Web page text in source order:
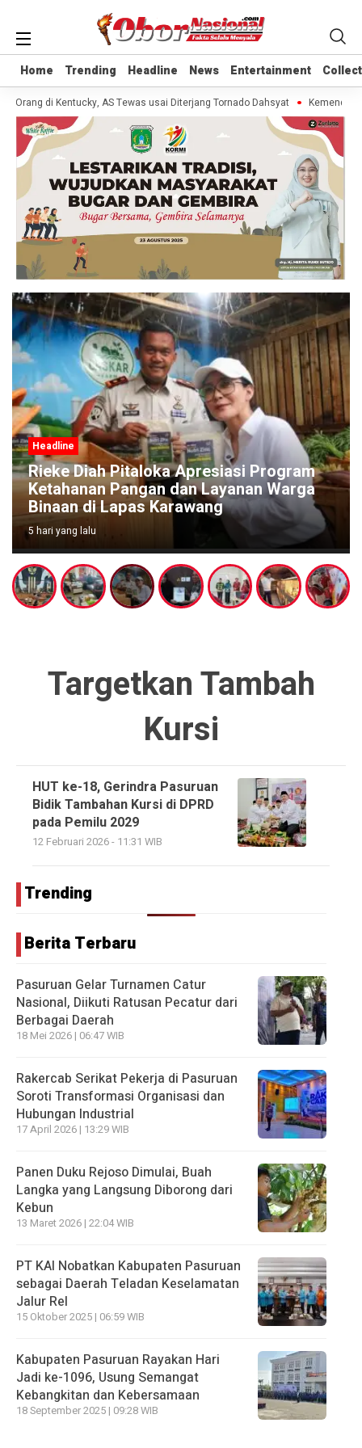
Home Trending Headline News Entertainment
Home Trending Headline News Entertainment
Orang di Kentucky, AS Tewas usai Diterjang Tornado Dahsyat Kemendag
Headline
Rieke Diah Pitaloka Apresiasi Program
Ketahanan Pangan dan Layanan Warga
Binaan di Lapas Karawang
5 hari yang lalu
Targetkan Tambah
Kursi
HUT ke-18, Gerindra Pasuruan
Bidik Tambahan Kursi di DPRD
pada Pemilu 2029
12 Februari 2026 - 11:31 WIB
Trending
Berita Terbaru
Pasuruan Gelar Turnamen Catur
Nasional, Diikuti Ratusan Pecatur dari
Berbagai Daerah
18 Mei 2026 | 06:47 WIB
Rakercab Serikat Pekerja di Pasuruan
Soroti Transformasi Organisasi dan
Hubungan Industrial
17 April 2026 | 13:29 WIB
Panen Duku Rejoso Dimulai, Buah
Langka yang Langsung Diborong dari
Kebun
13 Maret 2026 | 22:04 WIB
PT KAI Nobatkan Kabupaten Pasuruan
sebagai Daerah Teladan Keselamatan
Jalur Rel
15 Oktober 2025 | 06:59 WIB
Kabupaten Pasuruan Rayakan Hari
Jadi ke-1096, Usung Semangat
Kebangkitan dan Kebersamaan
18 September 2025 | 09:28 WIB